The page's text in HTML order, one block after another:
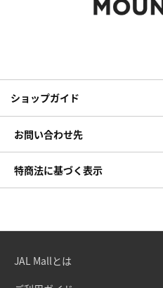
ショップガイド
お問い合わせ先
特商法に基づく表示
JAL Mallとは